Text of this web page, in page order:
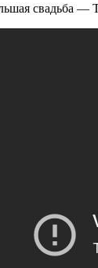
свадьба —